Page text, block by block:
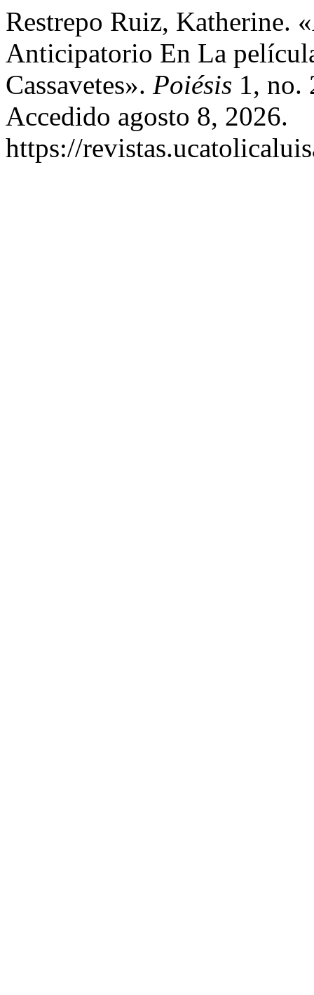
Restrepo Ruiz, Katherine.
Anticipatorio En La
Cassavetes». Poiésis 1, no.
Accedido agosto 8, 2026.
https://